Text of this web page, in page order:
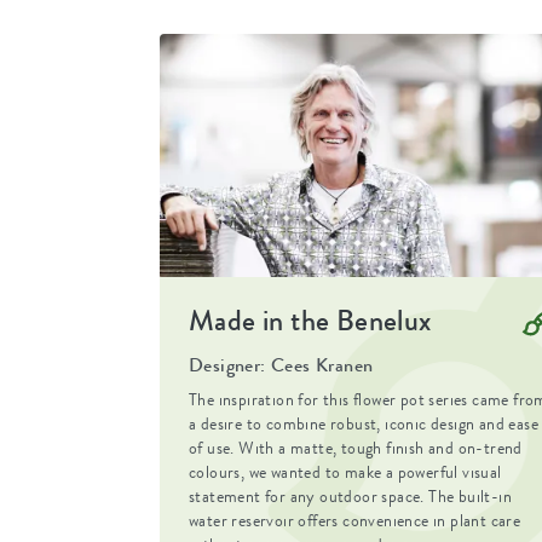
Voor de beste verzorging van je plant is
er namelijk voor dat het overtollige water
niet gaan rotten.
Perfecte match
Met het grote assortiment aan elho schotels
schotel voor jouw bloempot te vinden.
Duurzame keuze
zijn daarmee niet alleen functioneel, maar
van het overtollige water is op meerdere
In eerste instantie kan het overtollige water
klein reservoir op voor drogere momenten.
hart jouw planten verzorgen en tegelijkertijd
wereld.
Shape
round
Material
plastic
Product type
saucer
Product usage
outdoor,
Waranty
99 years
Wheels
Water reservoir
Drainage system
no
Elevated bottom
no
Drill holes
no
Made in the Benelux
Designer: Cees Kranen
The inspiration for this flower pot series came
a desire to combine robust, iconic design and ease
of use. With a matte, tough finish and on-trend
colours, we wanted to make a powerful visual
statement for any outdoor space. The built-in
water reservoir offers convenience in plant care